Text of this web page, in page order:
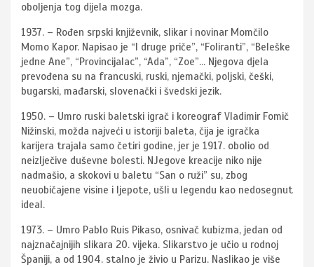
oboljenja tog dijela mozga.
1937. – Rođen srpski književnik, slikar i novinar Momčilo
Momo Kapor. Napisao je “I druge priče”, “Foliranti”, “Beleške
jedne Ane”, “Provincijalac”, “Ada”, “Zoe”… Njegova djela
prevođena su na francuski, ruski, njemački, poljski, češki,
bugarski, mađarski, slovenački i švedski jezik.
1950. – Umro ruski baletski igrač i koreograf Vladimir Fomič
Nižinski, možda najveći u istoriji baleta, čija je igračka
karijera trajala samo četiri godine, jer je 1917. obolio od
neizlječive duševne bolesti. NJegove kreacije niko nije
nadmašio, a skokovi u baletu “San o ruži” su, zbog
neuobičajene visine i ljepote, ušli u legendu kao nedosegnut
ideal.
1973. – Umro Pablo Ruis Pikaso, osnivač kubizma, jedan od
najznačajnijih slikara 20. vijeka. Slikarstvo je učio u rodnoj
Španiji, a od 1904. stalno je živio u Parizu. Naslikao je više